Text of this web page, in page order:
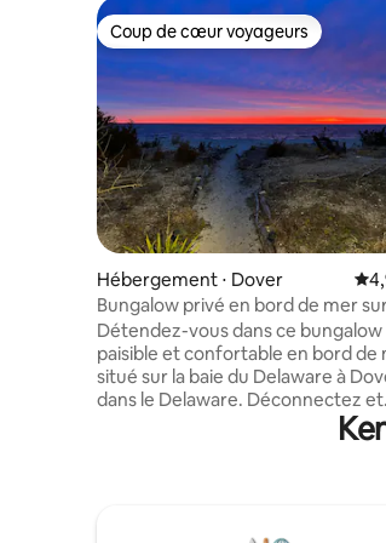
Coup de cœur voyageurs
Coup de cœur voyageurs
Hébergement ⋅ Dover
Bungalow privé en bord de mer
baie de Delaware - max 4
Détendez-vous dans ce bungalow
paisible et confortable en bord de
situé sur la baie du Delaware à
dans le Delaware. Déconnectez et
découvrez le paradis dans la baie
faisant de longues promenades
équipements et espaces de vie